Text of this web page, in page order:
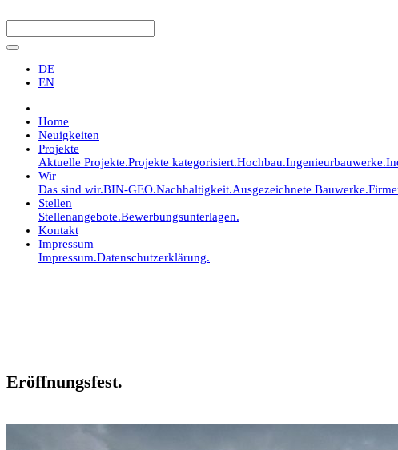
DE
EN
Home
Neuigkeiten
Projekte
Aktuelle Projekte.Projekte kategorisiert.Hochbau.Ingenieurbauwerke.
Wir
Das sind wir.BIN-GEO.Nachhaltigkeit.Ausgezeichnete Bauwerke.
Stellen
Stellenangebote.Bewerbungsunterlagen.
Kontakt
Impressum
Impressum.Datenschutzerklärung.
Eröffnungsfest.